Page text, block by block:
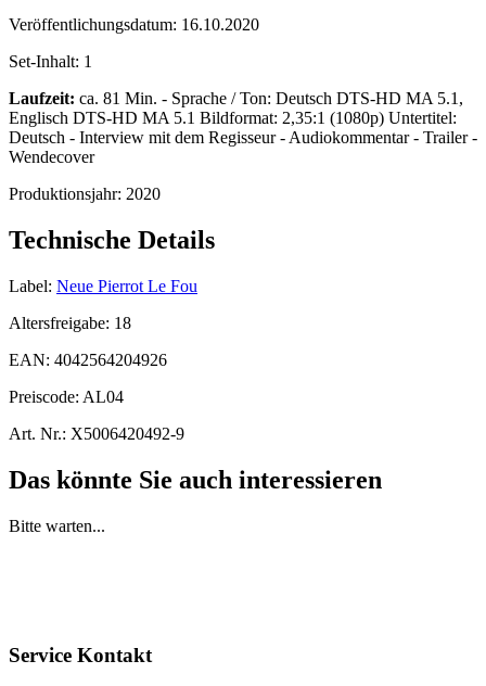
Veröffentlichungsdatum: 16.10.2020
Set-Inhalt: 1
Laufzeit: ca. 81 Min. - Sprache / Ton: Deutsch DTS-HD MA 5.1,
Englisch DTS-HD MA 5.1 Bildformat: 2,35:1 (1080p) Untertitel:
Deutsch - Interview mit dem Regisseur - Audiokommentar - Trailer -
Wendecover
Produktionsjahr: 2020
Technische Details
Label: Neue Pierrot Le Fou
Altersfreigabe: 18
EAN: 4042564204926
Preiscode: AL04
Art. Nr.: X5006420492-9
Das könnte Sie auch interessieren
Bitte warten...
Service Kontakt